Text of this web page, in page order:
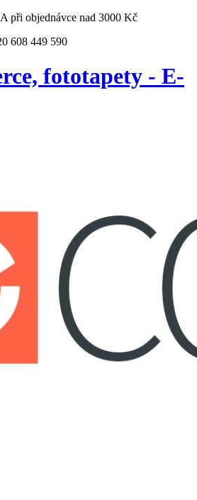
při objednávce nad 3000 Kč
608 449 590
fototapety - E-